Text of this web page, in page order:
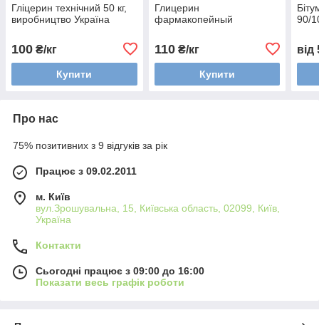
Гліцерин технічний 50 кг,
виробництво Україна
100 ₴/кг
Купити
Глицерин
фармакопейный
110₴/кг
Купити
90/
від
Про нас
75% позитивних з 9 відгуків за рік
Працює з 09.02.2011
м. Київ
вул.Зрошувальна, 15, Київська область, 02099, Київ,
Україна
Контакти
Сьогодні працює з 09:00 до 16:00
Показати весь графік роботи